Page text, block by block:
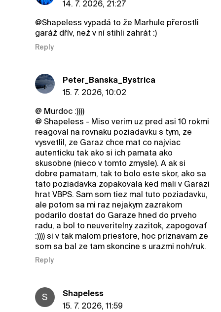
14. 7. 2026, 21:27
@ShapeIess vypadá to že Marhule přerostli
garáž dřív, než v ní stihli zahrát :)
Reply
Peter_Banska_Bystrica
15. 7. 2026, 10:02
@ Murdoc :))))
@ Shapeless - Miso verim uz pred asi 10 rokmi
reagoval na rovnaku poziadavku s tym, ze
vysvetlil, ze Garaz chce mat co najviac
autenticku tak ako si ich pamata ako
skusobne (nieco v tomto zmysle). A ak si
dobre pamatam, tak to bolo este skor, ako sa
tato poziadavka zopakovala ked mali v Garazi
hrat VBPS. Sam som tiez mal tuto poziadavku,
ale potom sa mi raz nejakym zazrakom
podarilo dostat do Garaze hned do prveho
radu, a bol to neuveritelny zazitok, zapogovať
:)))) si v tak malom priestore, hoc priznavam ze
som sa bal ze tam skoncine s urazmi noh/ruk.
Reply
S
ShapeIess
15. 7. 2026, 11:59